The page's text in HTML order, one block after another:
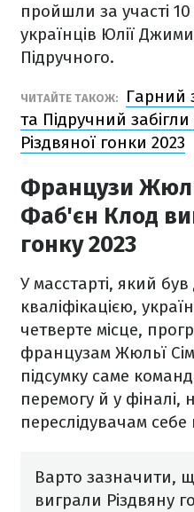
пройшли за участі
українців Юлії
Підручного.
ЧИТАЙТЕ ТАКОЖ:
Гарний
та Підручний
Різдвяної гонки 2023
Французи
Фаб'єн Клод
гонку 2023
У масстарті, який
кваліфікацією,
четверте місце,
французам Жюльї
підсумку саме
перемогу й у
переслідувачам
Варто зазначити,
виграли Різдвяну